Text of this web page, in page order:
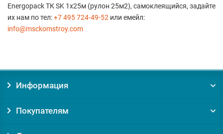
Energopack ТК SK 1х25м (рулон 25м2), самоклеящийся, задайте
их нам по тел:+7 495 724-49-52 или емейл:
info@msckomstroy.com
Информация
Покупателям